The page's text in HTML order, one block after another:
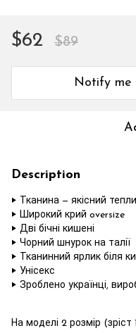
$62 $89
Notify me
Description
‣ Тканина — якісний
‣ Широкий крий oversize
‣ Дві бічні кишені
‣ Чорний шнурок на талії
‣ Тканинний ярлик біля
‣ Унісекс
‣ Зроблено українці,
На моделі 2 розмір